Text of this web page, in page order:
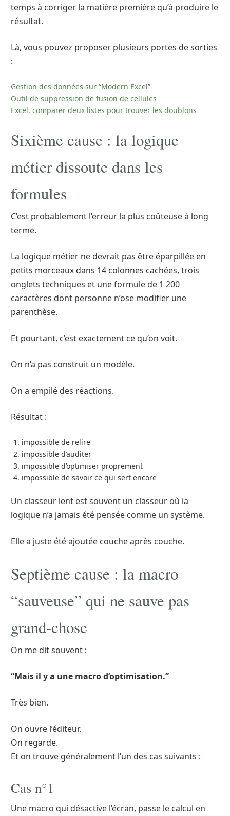
temps à corriger la matière première qu’à produire le
résultat.
Là, vous pouvez proposer plusieurs portes de sorties
:
Gestion des données sur “Modern Excel”
Outil de suppression de fusion de cellules
Excel, comparer deux listes pour trouver les doublons
Sixième cause : la logique
métier dissoute dans les
formules
C’est probablement l’erreur la plus coûteuse à long
terme.
La logique métier ne devrait pas être éparpillée en
petits morceaux dans 14 colonnes cachées, trois
onglets techniques et une formule de 1 200
caractères dont personne n’ose modifier une
parenthèse.
Et pourtant, c’est exactement ce qu’on voit.
On n’a pas construit un modèle.
On a empilé des réactions.
Résultat :
impossible de relire
impossible d’auditer
impossible d’optimiser proprement
impossible de savoir ce qui sert encore
Un classeur lent est souvent un classeur où la
logique n’a jamais été pensée comme un système.
Elle a juste été ajoutée couche après couche.
Septième cause : la macro
“sauveuse” qui ne sauve pas
grand-chose
On me dit souvent :
“Mais il y a une macro d’optimisation.”
Très bien.
On ouvre l’éditeur.
On regarde.
Et on trouve généralement l’un des cas suivants :
Cas n°1
Une macro qui désactive l’écran, passe le calcul en